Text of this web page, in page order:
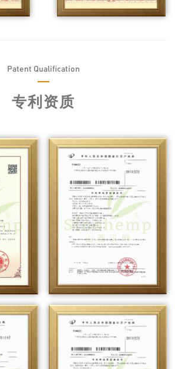
Patent Qualification
专利资质